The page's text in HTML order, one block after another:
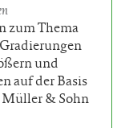
zum Thema
und
auf der Basis
Müller & Sohn